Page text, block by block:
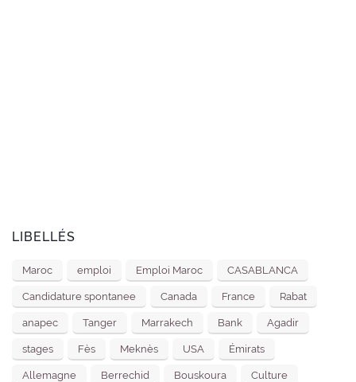
LIBELLÉS
Maroc emploi Emploi Maroc CASABLANCA
Candidature spontanee Canada France Rabat
anapec Tanger Marrakech Bank Agadir
stages Fès Meknès USA Émirats
Allemagne Berrechid Bouskoura Culture